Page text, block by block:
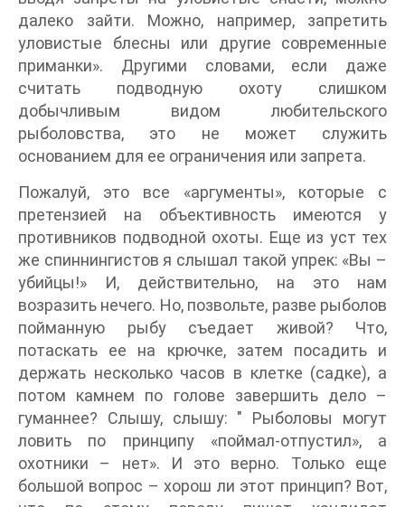
далеко зайти. Можно, например, запретить
уловистые блесны или другие современные
приманки». Другими словами, если даже
считать подводную охоту слишком
добычливым видом любительского
рыболовства, это не может служить
основанием для ее ограничения или запрета.
Пожалуй, это все «аргументы», которые с
претензией на объективность имеются у
противников подводной охоты. Еще из уст тех
же спиннингистов я слышал такой упрек: «Вы –
убийцы!» И, действительно, на это нам
возразить нечего. Но, позвольте, разве рыболов
пойманную рыбу съедает живой? Что,
потаскать ее на крючке, затем посадить и
держать несколько часов в клетке (садке), а
потом камнем по голове завершить дело –
гуманнее? Слышу, слышу: " Рыболовы могут
ловить по принципу «поймал-отпустил», а
охотники – нет». И это верно. Только еще
большой вопрос – хорош ли этот принцип? Вот,